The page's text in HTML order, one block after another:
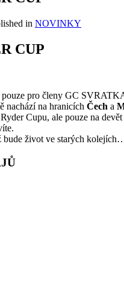
in NOVINKY
CUP
pouze pro členy GC
nachází na hranicích Čech a
Cupu, ale pouze na devět
bude život ve starých